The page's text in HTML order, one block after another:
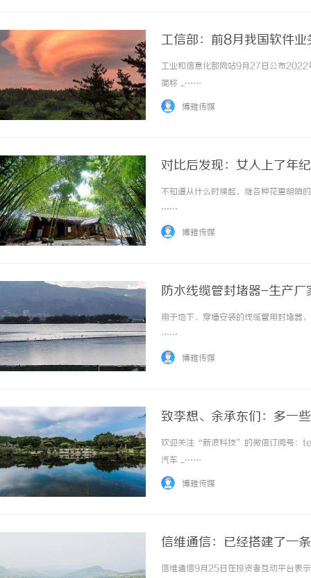
工信部：前8月我国软件
工业和信息化部网站9月27日公布2022
简称 ...……
博雅传媒
对比后发现：女人上了年
不知道从什么时候起，继各种花里胡哨
……
博雅传媒
防水线缆管封堵器-生产厂
用于地下、穿墙安装的线缆管用封堵器
……
博雅传媒
致李想、余承东们：多一
欢迎关注“新浪科技”的微信订阅号：
汽车 ...……
博雅传媒
信维通信：已经搭建了一
信维通信9月25日在投资者互动平台表
小企业怎么靠GEO让AI